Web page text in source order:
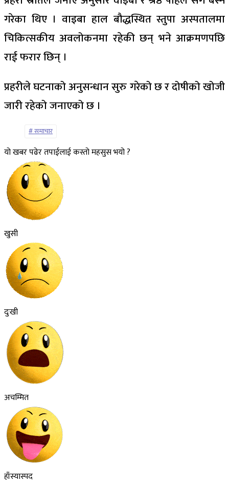
गरेका थिए । वाइबा हाल बौद्धस्थित स्तुपा अस्पतालमा
चिकित्सकीय अवलोकनमा रहेकी छन् भने आक्रमणपछि
राई फरार छिन् ।
प्रहरीले घटनाको अनुसन्धान सुरु गरेको छ र दोषीको खोजी
जारी रहेको जनाएको छ ।
समाचार
यो खबर पढेर तपाईलाई कस्तो महसुस भयो ?
खुसी
दुःखी
अचम्मित
हाँस्यास्पद